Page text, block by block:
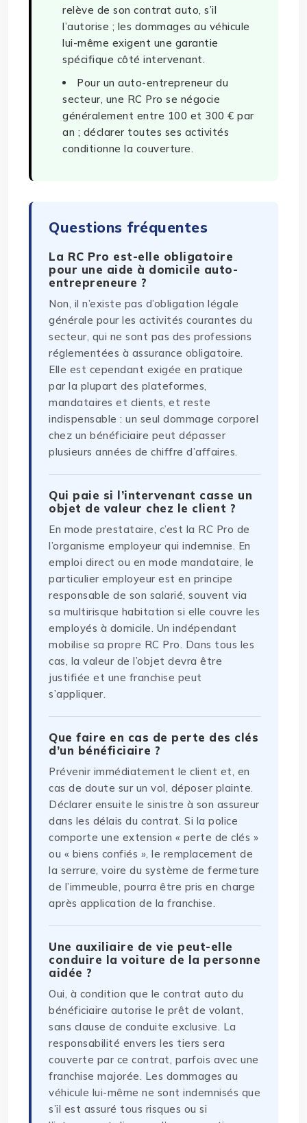
relève de son contrat auto, s’il
l’autorise ; les dommages au véhicule
lui-même exigent une garantie
spécifique côté intervenant.
Pour un auto-entrepreneur du
secteur, une RC Pro se négocie
généralement entre 100 et 300 € par
an ; déclarer toutes ses activités
conditionne la couverture.
Questions fréquentes
La RC Pro est-elle obligatoire
pour une aide à domicile auto-
entrepreneure ?
Non, il n’existe pas d’obligation légale
générale pour les activités courantes du
secteur, qui ne sont pas des professions
réglementées à assurance obligatoire.
Elle est cependant exigée en pratique
par la plupart des plateformes,
mandataires et clients, et reste
indispensable : un seul dommage corporel
chez un bénéficiaire peut dépasser
plusieurs années de chiffre d’affaires.
Qui paie si l’intervenant casse un
objet de valeur chez le client ?
En mode prestataire, c’est la RC Pro de
l’organisme employeur qui indemnise. En
emploi direct ou en mode mandataire, le
particulier employeur est en principe
responsable de son salarié, souvent via
sa multirisque habitation si elle couvre les
employés à domicile. Un indépendant
mobilise sa propre RC Pro. Dans tous les
cas, la valeur de l’objet devra être
justifiée et une franchise peut
s’appliquer.
Que faire en cas de perte des clés
d’un bénéficiaire ?
Prévenir immédiatement le client et, en
cas de doute sur un vol, déposer plainte.
Déclarer ensuite le sinistre à son assureur
dans les délais du contrat. Si la police
comporte une extension « perte de clés »
ou « biens confiés », le remplacement de
la serrure, voire du système de fermeture
de l’immeuble, pourra être pris en charge
après application de la franchise.
Une auxiliaire de vie peut-elle
conduire la voiture de la personne
aidée ?
Oui, à condition que le contrat auto du
bénéficiaire autorise le prêt de volant,
sans clause de conduite exclusive. La
responsabilité envers les tiers sera
couverte par ce contrat, parfois avec une
franchise majorée. Les dommages au
véhicule lui-même ne sont indemnisés que
s’il est assuré tous risques ou si